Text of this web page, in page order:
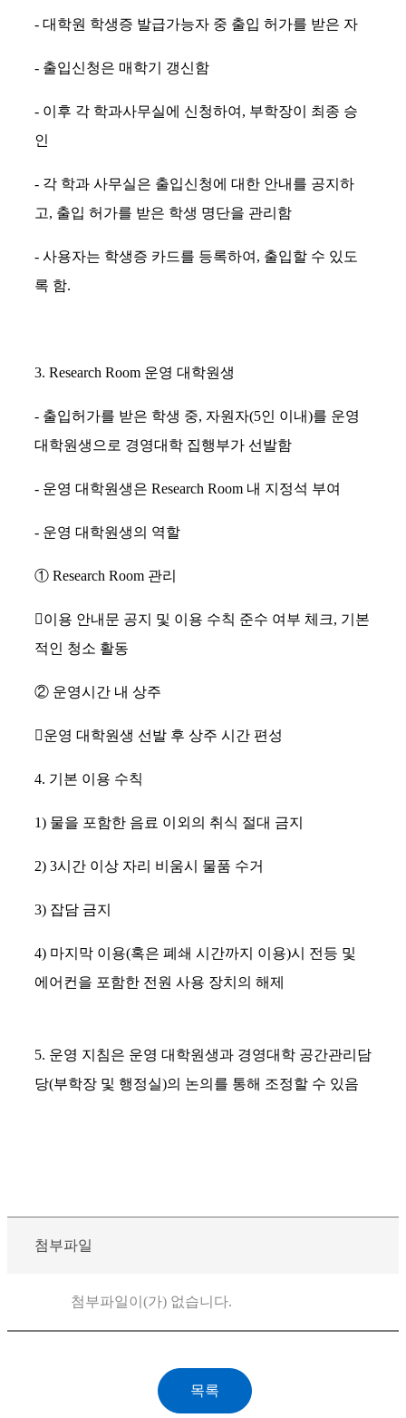
- 대학원 학생증 발급가능자 중 출입 허가를 받은 자
- 출입신청은 매학기 갱신함
- 이후 각 학과사무실에 신청하여 , 부학장이 최종 승
인
- 각 학과 사무실은 출입신청에 대한 안내를 공지하
고, 출입 허가를 받은 학생 명단을 관리함
- 사용자는 학생증 카드를 등록하여 , 출입할 수 있도
록 함.
3. Research Room 운영 대학원생
- 출입허가를 받은 학생 중, 자원자(5인 이내)를 운영
대학원생으로 경영대학 집행부가 선발함
- 운영 대학원생은 Research Room 내 지정석 부여
- 운영 대학원생의 역할
① Research Room 관리
󰋯이용 안내문 공지 및 이용 수칙 준수 여부 체크, 기본
적인 청소 활동
② 운영시간 내 상주
󰋯운영 대학원생 선발 후 상주 시간 편성
4. 기본 이용 수칙
1) 물을 포함한 음료 이외의 취식 절대 금지
2) 3시간 이상 자리 비움시 물품 수거
3) 잡담 금지
4) 마지막 이용(혹은 폐쇄 시간까지 이용)시 전등 및
에어컨을 포함한 전원 사용 장치의 해제
5. 운영 지침은 운영 대학원생과 경영대학 공간관리담
당(부학장 및 행정실)의 논의를 통해 조정할 수 있음
첨부파일
첨부파일이(가) 없습니다.